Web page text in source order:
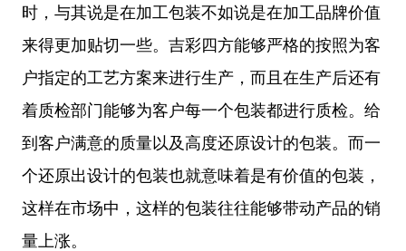
时，与其说是在加工包装不如说是在加工品牌价值
来得更加贴切一些。吉彩四方能够严格的按照为客
户指定的工艺方案来进行生产，而且在生产后还有
着质检部门能够为客户每一个包装都进行质检。给
到客户满意的质量以及高度还原设计的包装。而一
个还原出设计的包装也就意味着是有价值的包装，
这样在市场中，这样的包装往往能够带动产品的销
量上涨。